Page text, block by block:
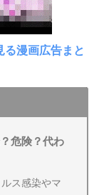
漫画広告まと
危険？代わ
ス感染やマ